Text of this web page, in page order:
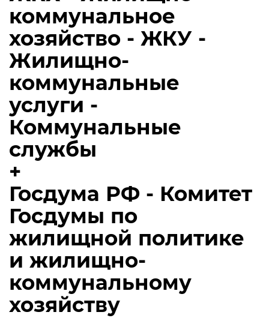
коммунальное
хозяйство - ЖКУ -
Жилищно-
коммунальные
услуги -
Коммунальные
службы
+
Госдума РФ - Комитет
Госдумы по
жилищной политике
и жилищно-
коммунальному
хозяйству